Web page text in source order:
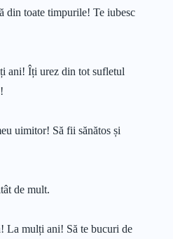
din toate timpurile! Te iubesc
ani! Îți urez din tot sufletul
uimitor! Să fii sănătos și
de mult.
La mulți ani! Să te bucuri de